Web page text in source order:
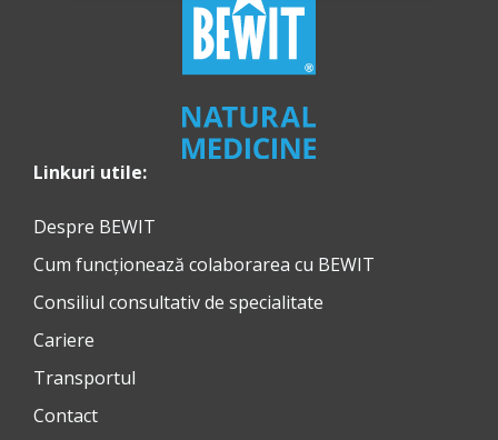
Linkuri utile:
Despre BEWIT
Cum funcționează colaborarea cu BEWIT
Consiliul consultativ de specialitate
Cariere
Transportul
Contact